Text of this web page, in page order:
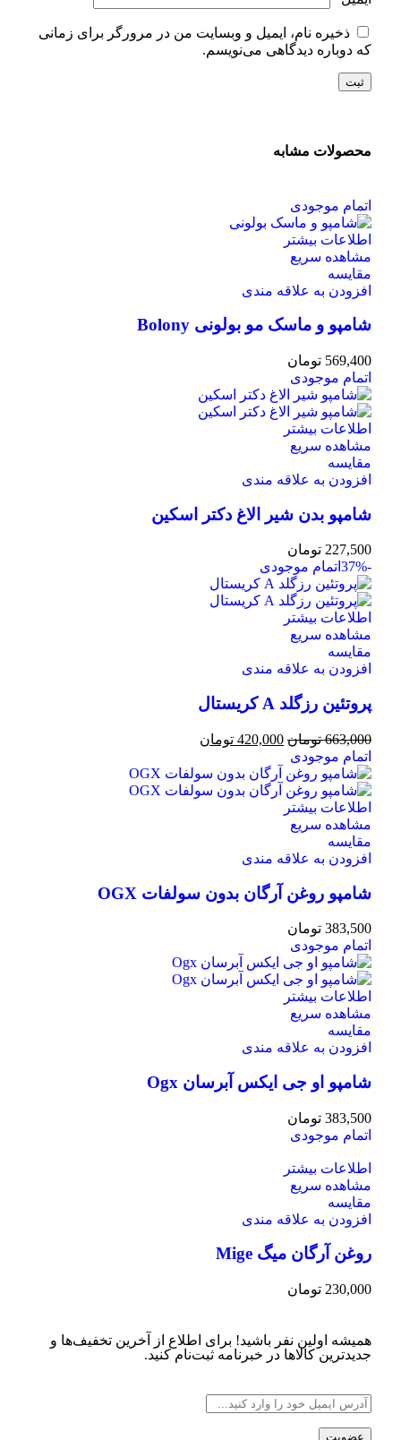
ذخیره نام، ایمیل و وبسایت من در مرورگر برای زمانی
که دوباره دیدگاهی می‌نویسم.
محصولات مشابه
اتمام موجودی
اطلاعات بیشتر
مشاهده سریع
مقایسه
افزودن به علاقه مندی
شامپو و ماسک مو بولونی Bolony
569,400 تومان
اتمام موجودی
اطلاعات بیشتر
مشاهده سریع
مقایسه
افزودن به علاقه مندی
شامپو بدن شیر الاغ دکتر اسکین
227,500 تومان
-37%
اتمام موجودی
اطلاعات بیشتر
مشاهده سریع
مقایسه
افزودن به علاقه مندی
پروتئین رزگلد A کریستال
663,000 تومان 420,000 تومان
اتمام موجودی
اطلاعات بیشتر
مشاهده سریع
مقایسه
افزودن به علاقه مندی
شامپو روغن آرگان بدون سولفات OGX
383,500 تومان
اتمام موجودی
اطلاعات بیشتر
مشاهده سریع
مقایسه
افزودن به علاقه مندی
شامپو او جی ایکس آبرسان Ogx
383,500 تومان
اتمام موجودی
اطلاعات بیشتر
مشاهده سریع
مقایسه
افزودن به علاقه مندی
روغن آرگان میگ Mige
230,000 تومان
همیشه اولین نفر باشید! برای اطلاع از آخرین تخفیف‌ها و
جدیدترین کالاها در خبرنامه ثبت‌نام کنید.